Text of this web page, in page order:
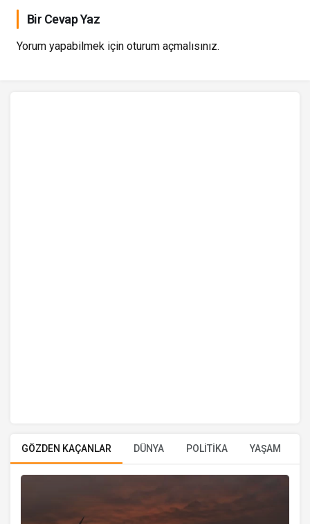
Bir Cevap Yaz
Yorum yapabilmek için oturum açmalısınız.
GÖZDEN KAÇANLAR DÜNYA POLİTİKA YAŞAM